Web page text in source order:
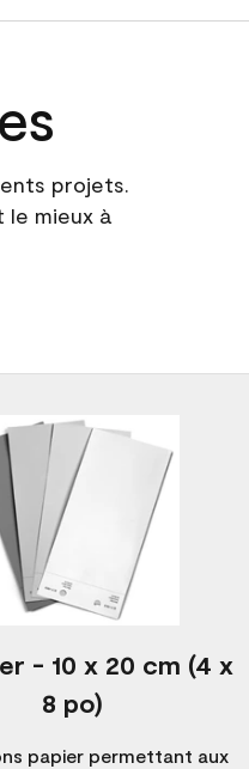
projets.
le mieux à
- 10 x 20 cm (4 x
8 po)
papier permettant aux